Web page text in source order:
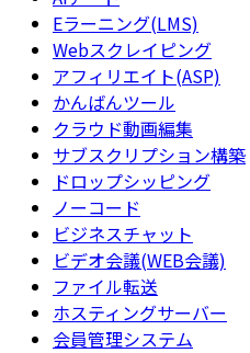
Eラーニング(LMS)
Webスクレイピング
アフィリエイト(ASP)
かんばんツール
クラウド動画編集
サブスクリプション構築
ドロップシッピング
ノーコード
ビジネスチャット
ビデオ会議(WEB会議)
ファイル転送
ホスティングサーバー
会員管理システム